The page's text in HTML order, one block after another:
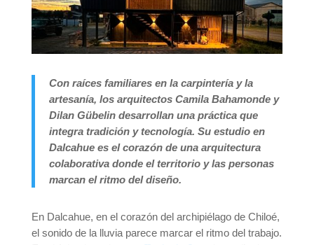
Con raíces familiares en la carpintería y la
artesanía, los arquitectos Camila Bahamonde y
Dilan Gübelin desarrollan una práctica que
integra tradición y tecnología. Su estudio en
Dalcahue es el corazón de una arquitectura
colaborativa donde el territorio y las personas
marcan el ritmo del diseño.
En Dalcahue, en el corazón del archipiélago de Chiloé,
el sonido de la lluvia parece marcar el ritmo del trabajo.